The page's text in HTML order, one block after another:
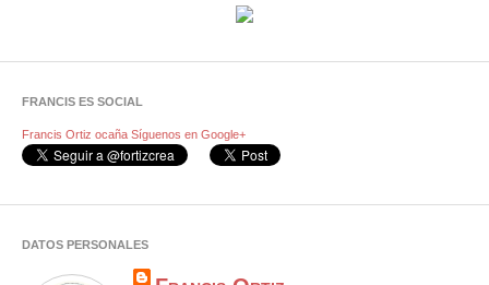
FRANCIS ES SOCIAL
Francis Ortiz ocaña Síguenos en Google+
DATOS PERSONALES